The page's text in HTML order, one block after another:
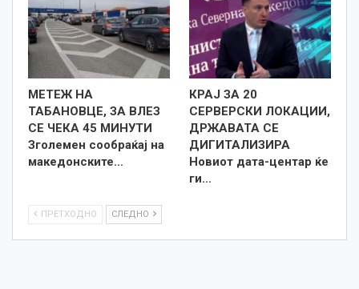
МЕТЕЖ НА
ТАБАНОВЦЕ, ЗА ВЛЕЗ
СЕ ЧЕКА 45 МИНУТИ
Зголемен сообраќај на
македонските…
КРАЈ ЗА 20
СЕРВЕРСКИ ЛОКАЦИИ,
ДРЖАВАТА СЕ
ДИГИТАЛИЗИРА
Новиот дата-центар ќе
ги…
ПРЕТХОДНО СЛЕДНО